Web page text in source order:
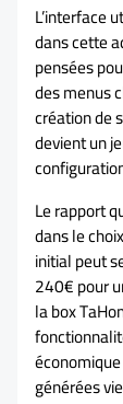
L’interface
dans cette
pensées
des menus
création de
devient un
Le rapport
dans le
initial peut
240€ pour
la box
générées